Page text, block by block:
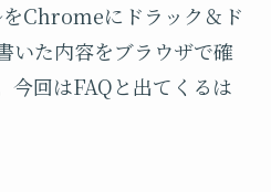
Chromeにドラック＆ド
いた内容をブラウザで確
今回はFAQと出てくるは